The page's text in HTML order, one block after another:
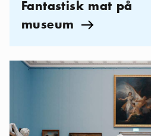
Fantastisk mat på
museum Pil ikon
Kategorier:Sevärdheter, Museer